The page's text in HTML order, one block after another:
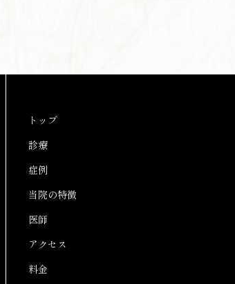
トップ
診療
症例
当院の特徴
医師
アクセス
料金